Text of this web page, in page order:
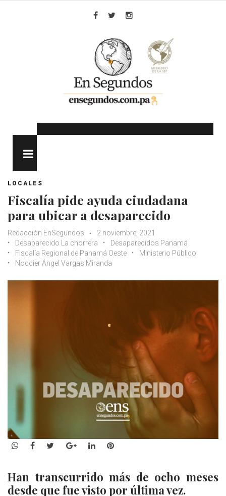
LOCALES
Fiscalía pide ayuda ciudadana
para ubicar a desaparecido
Redacción EnSegundos
2 noviembre, 2021
Desaparecido La chorrera
Desaparecidos Panamá
Fiscalía Regional de Panamá Oeste
Ministerio Público
Nocdier Ángel Vargas Miranda
WhatsApp
Facebook
TwitterGoogle+LinkedInPinterest
Han transcurrido más de ocho meses
desde que fue visto por última vez.